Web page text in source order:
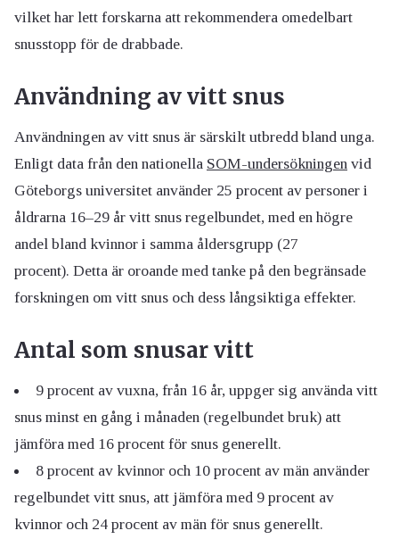
vilket har lett forskarna att rekommendera omedelbart
snusstopp för de drabbade.
Användning av vitt snus
Användningen av vitt snus är särskilt utbredd bland unga.
Enligt data från den nationella SOM-undersökningen vid
Göteborgs universitet använder 25 procent av personer i
åldrarna 16–29 år vitt snus regelbundet, med en högre
andel bland kvinnor i samma åldersgrupp (27
procent). Detta är oroande med tanke på den begränsade
forskningen om vitt snus och dess långsiktiga effekter.
Antal som snusar vitt
9 procent av vuxna, från 16 år, uppger sig använda vitt
snus minst en gång i månaden (regelbundet bruk) att
jämföra med 16 procent för snus generellt.
8 procent av kvinnor och 10 procent av män använder
regelbundet vitt snus, att jämföra med 9 procent av
kvinnor och 24 procent av män för snus generellt.